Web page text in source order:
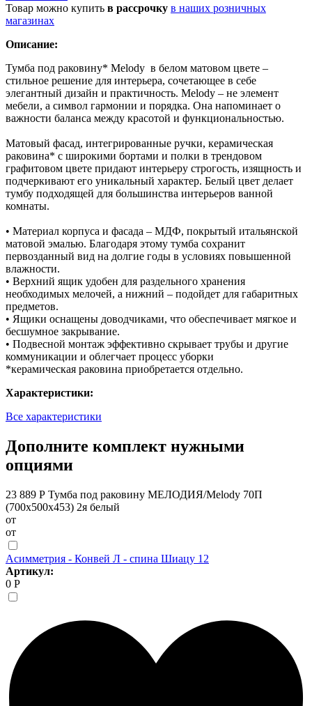
Товар можно купить в рассрочку в наших розничных
магазинах
Описание:
Тумба под раковину* Melody в белом матовом цвете –
стильное решение для интерьера, сочетающее в себе
элегантный дизайн и практичность. Melody – не элемент
мебели, а символ гармонии и порядка. Она напоминает о
важности баланса между красотой и функциональностью.
Матовый фасад, интегрированные ручки, керамическая
раковина* с широкими бортами и полки в трендовом
графитовом цвете придают интерьеру строгость, изящность и
подчеркивают его уникальный характер. Белый цвет делает
тумбу подходящей для большинства интерьеров ванной
комнаты.
• Материал корпуса и фасада – МДФ, покрытый итальянской
матовой эмалью. Благодаря этому тумба сохранит
первозданный вид на долгие годы в условиях повышенной
влажности.
• Верхний ящик удобен для раздельного хранения
необходимых мелочей, а нижний – подойдет для габаритных
предметов.
• Ящики оснащены доводчиками, что обеспечивает мягкое и
бесшумное закрывание.
• Подвесной монтаж эффективно скрывает трубы и другие
коммуникации и облегчает процесс уборки
*керамическая раковина приобретается отдельно.
Характеристики:
Все характеристики
Дополните комплект нужными
опциями
23 889 Р Тумба под раковину МЕЛОДИЯ/Melody 70П
(700х500х453) 2я белый
от
от
Асимметрия - Конвей Л - спина Шиацу 12
Артикул:
0 Р